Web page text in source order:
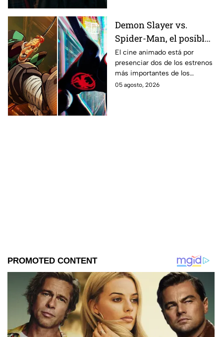
Demon Slayer vs.
Spider-Man, el posible
gran enfrentamiento
en taquilla del 2027
El cine animado está por
presenciar dos de los estrenos
más importantes de los
últimos años.
05 agosto, 2026